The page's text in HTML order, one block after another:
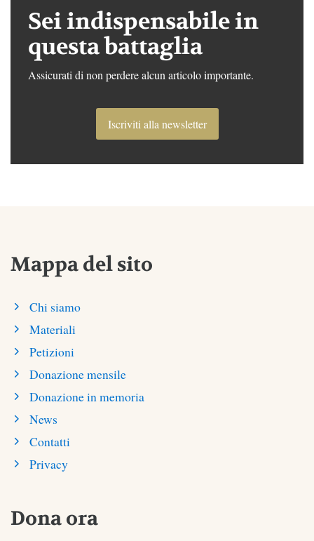
Sei indispensabile in
questa battaglia
Assicurati di non perdere alcun articolo importante.
Iscriviti alla newsletter
Mappa del sito
Chi siamo
Materiali
Petizioni
Donazione mensile
Donazione in memoria
News
Contatti
Privacy
Dona ora